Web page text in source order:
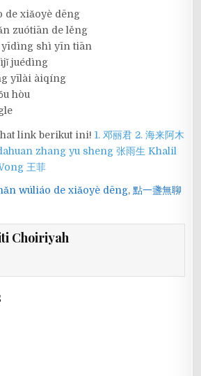
de xiǎoyè dēng
zuótiān de lěng
yīdìng shì yīn tiān
juédìng
yīlài àiqíng
hòu
link berikut ini!1. 邓丽君 2. 海来阿木
zhang yu sheng 张雨生 Khalil
王菲
wúliáo de xiǎoyè dēng,點一盞無聊
Choiriyah